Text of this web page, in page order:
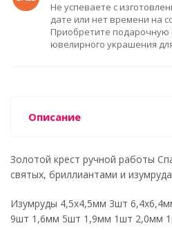
Не успеваете с
дате или нет времени на
Приобретите подарочную
ювелирного украшения
Описание
Золотой крест ручной работы
святых, бриллиантами и
Изумруды 4,5x4,5мм 3шт
9шт 1,6мм 5шт 1,9мм 1шт 2,0мм